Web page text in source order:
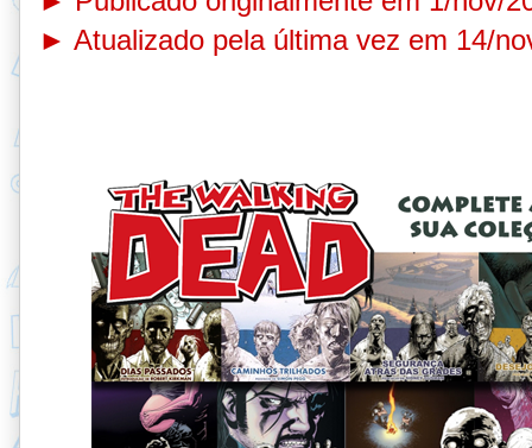
► Atualizado pela última vez em 14/